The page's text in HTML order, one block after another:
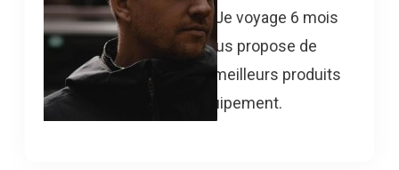
découvertes. Je voyage 6 mois
par an et je vous propose de
découvrir les meilleurs produits
pour votre équipement.